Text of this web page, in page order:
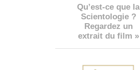
Qu’est-ce que la
Scientologie ?
Regardez un
extrait du film »